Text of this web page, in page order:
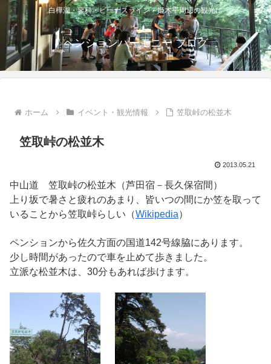
白樺湖・蓼科・ビーナスライン・姫木平周辺の観光に
ペンションハーモニー ブログ
ホーム イベント・観光情報 笠取峠の松並木
笠取峠の松並木
2013.05.21
中山道 笠取峠の松並木（芦田宿－長久保宿間）
上り坂で暑さと疲れのあまり、皆いつの間にか笠を取って
いることから笠取峠らしい（Wikipedia）
ペンションから佐久方面の国道142号線脇にあります。
少し時間があったので車を止めて歩きました。
立派な松並木は、30分もあれば歩けます。